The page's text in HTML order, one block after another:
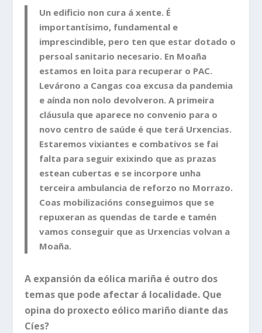
Un edificio non cura á xente. É
importantísimo, fundamental e
imprescindible, pero ten que estar dotado o
persoal sanitario necesario. En Moaña
estamos en loita para recuperar o PAC.
Levárono a Cangas coa excusa da pandemia
e aínda non nolo devolveron. A primeira
cláusula que aparece no convenio para o
novo centro de saúde é que terá Urxencias.
Estaremos vixiantes e combativos se fai
falta para seguir exixindo que as prazas
estean cubertas e se incorpore unha
terceira ambulancia de reforzo no Morrazo.
Coas mobilizacións conseguimos que se
repuxeran as quendas de tarde e tamén
vamos conseguir que as Urxencias volvan a
Moaña.
A expansión da eólica mariña é outro dos
temas que pode afectar á localidade. Que
opina do proxecto eólico mariño diante das
Cíes?